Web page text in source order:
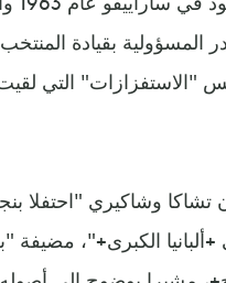
المسؤولية بقيادة
"الاستفزازات" التي
وشاكيري "احتفلا
الكبرى+"، مضيفة